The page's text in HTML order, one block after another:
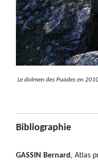
Le dolmen des Puades en
Bibliographie
GASSIN Bernard, Atlas